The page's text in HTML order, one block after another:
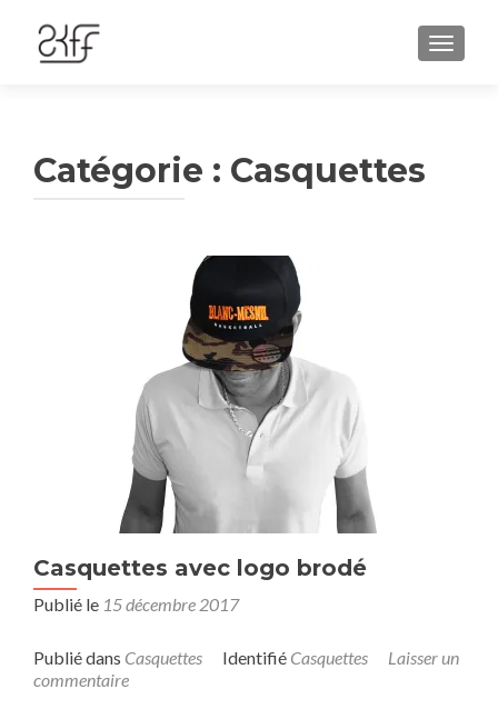
Catégorie : Casquettes
Casquettes avec logo brodé
Publié le 15 décembre 2017
Publié dans Casquettes Identifié Casquettes
Laisser un
commentaire